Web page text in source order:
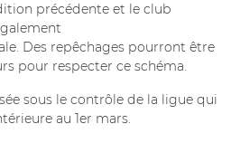
précédente et le club
Des repêchages pourront être
pour respecter ce schéma.
sous le contrôle de la ligue qui
au 1er mars.